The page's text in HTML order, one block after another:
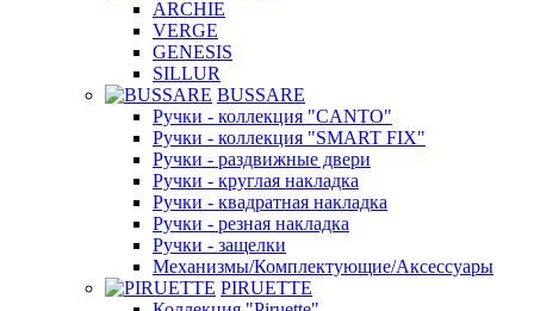
ARCHIE
VERGE
GENESIS
SILLUR
BUSSARE
Ручки - коллекция "CANTO"
Ручки - коллекция "SMART FIX"
Ручки - раздвижные двери
Ручки - круглая накладка
Ручки - квадратная накладка
Ручки - резная накладка
Ручки - защелки
Механизмы/Комплектующие/Аксессуары
PIRUETTE